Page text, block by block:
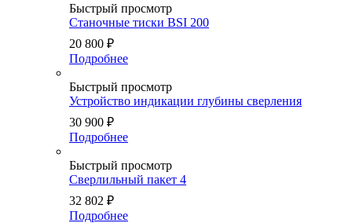
Быстрый просмотр
Станочные тиски BSI 200
20 800 ₽
Подробнее
Быстрый просмотр
Устройство индикации глубины сверления
30 900 ₽
Подробнее
Быстрый просмотр
Сверлильный пакет 4
32 802 ₽
Подробнее